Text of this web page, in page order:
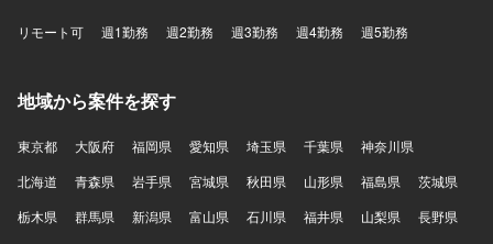
リモート可 週1勤務 週2勤務 週3勤務 週4勤務 週5勤務
地域から案件を探す
東京都 大阪府 福岡県 愛知県 埼玉県 千葉県
神奈川県
北海道
青森県 岩手県 宮城県 秋田県 山形県 福島県
茨城県
栃木県
群馬県 新潟県 富山県 石川県 福井県 山梨県
長野県